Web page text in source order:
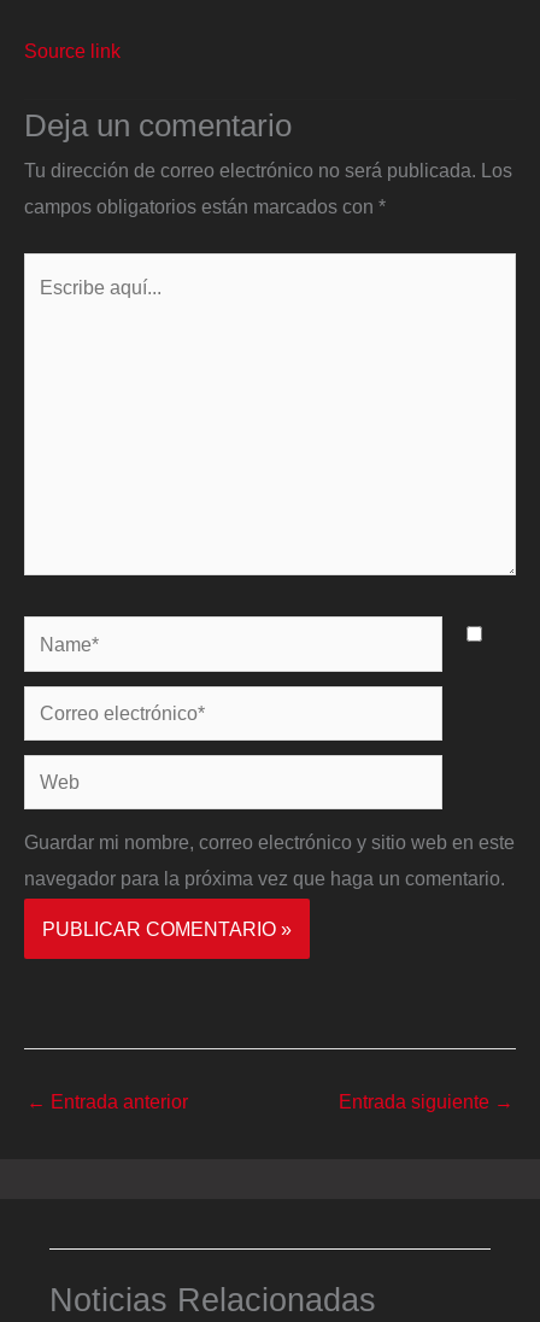
Source link
Deja un comentario
Tu dirección de correo electrónico no será publicada. Los
campos obligatorios están marcados con *
Name*
Correo
electrónico*
Web
Guardar mi nombre, correo electrónico y sitio web en este
navegador para la próxima vez que haga un comentario.
← Entrada anterior Entrada siguiente →
Noticias Relacionadas